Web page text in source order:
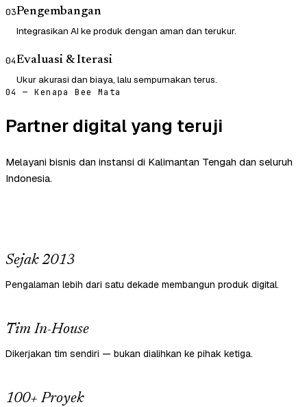
03Pengembangan
Integrasikan AI ke produk dengan aman dan terukur.
04Evaluasi & Iterasi
Ukur akurasi dan biaya, lalu sempurnakan terus.
04 — Kenapa Bee Mata
Partner digital yang teruji
Melayani bisnis dan instansi di Kalimantan Tengah dan seluruh
Indonesia.
Sejak 2013
Pengalaman lebih dari satu dekade membangun produk digital.
Tim In-House
Dikerjakan tim sendiri — bukan dialihkan ke pihak ketiga.
100+ Proyek